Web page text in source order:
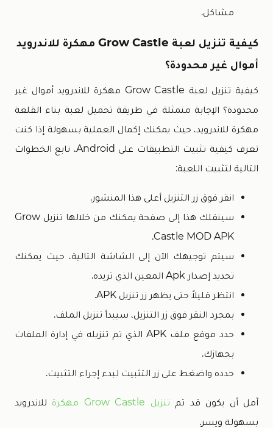
مشاكل.
كيفية تنزيل لعبة Grow Castle مهكرة للاندرويد
أموال غير محدودة؟
كيفية تنزيل لعبة Grow Castle مهكرة للاندرويد أموال غير
محدودة؟ الإجابة متمثلة في طريقة تحميل لعبة بناء القلعة
مهكرة للاندرويد، حيث يمكنك إكمال العملية بسهولة إذا كنت
تعرف كيفية تثبيت التطبيقات على Android، تابع الخطوات
التالية لتثبيت اللعبة:
انقر فوق زر التنزيل أعلى هذا المنشور.
سينقلك هذا إلى صفحة يمكنك من خلالها تنزيل Grow
Castle MOD APK.
سيتم توجيهك الآن إلى الشاشة التالية، حيث يمكنك
تحديد إصدار Apk المعين الذي تريده.
انتظر قليلاً حتى يظهر زر تنزيل APK.
بمجرد النقر فوق زر التنزيل، سيبدأ تنزيل الملف.
حدد موقع ملف APK الذي تم تنزيله في إدارة الملفات
بجهازك.
حدده واضغط على زر التثبيت لبدء إجراء التثبيت.
آمل أن يكون قد تم تنزيل Grow Castle مهكرة
للاندرويد
بسهولة ويسر.